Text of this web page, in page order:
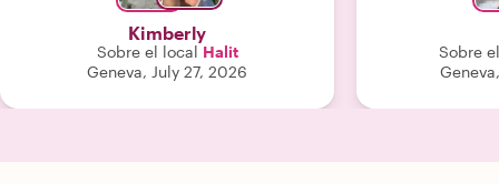
Kimberly
Sobre el local Halit
Geneva, July 27, 2026
Sobre